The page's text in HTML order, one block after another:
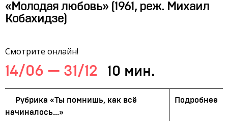
«Молодая любовь» (1961, реж. Михаил
Кобахидзе)
Смотрите онлайн!
14/06 — 31/12 10 мин.
Рубрика «Ты помнишь, как всё
начиналось...»
Подробнее